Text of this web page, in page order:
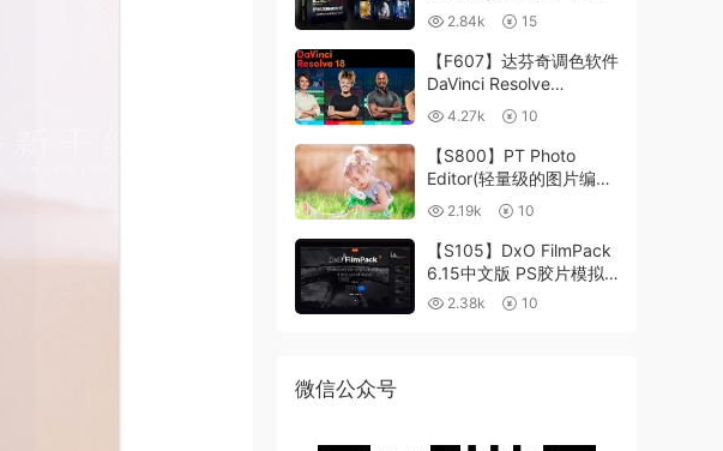
作 Imagenomic
Professional Plugin Suite
v2027 Win汉化中文版
2.84k 15
【F607】达芬奇调色软件
DaVinci Resolve
Studio18.6Win、Mac 中
文/英文
4.27k 10
【S800】PT Photo
Editor(轻量级的图片编辑
工具)5.10.3汉化版 WIN
2.19k 10
【S105】DxO FilmPack
6.15中文版 PS胶片模拟
滤镜支持WIN/MAC
2.38k 10
微信公众号